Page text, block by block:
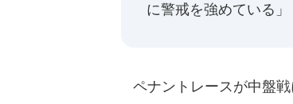
に警戒を強めている」
ペナントレースが中盤